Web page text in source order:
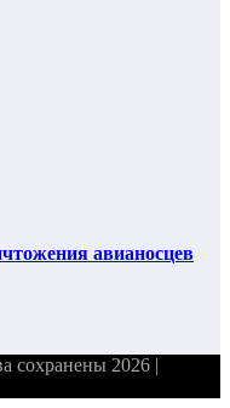
авианосцев
сохранены 2026 |